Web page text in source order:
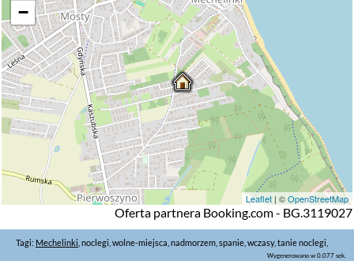
−
Leaflet | ©OpenStreetMap
Oferta partnera Booking.com - BG.3119027
Tagi: Mechelinki , noclegi, wolne-miejsca, nadmorzem, spanie, wczasy, tanie noclegi,
Wygenerowano w 0.077 sek.